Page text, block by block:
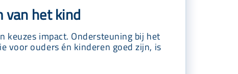
van het kind
keuzes impact. Ondersteuning bij het
voor ouders én kinderen goed zijn, is